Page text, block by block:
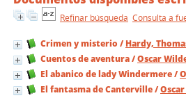
Refinar búsqueda Consulta a
Crimen y misterio / Hardy,
Cuentos de aventura/Oscar
El abanico de lady Windermere/
El fantasma de Canterville/